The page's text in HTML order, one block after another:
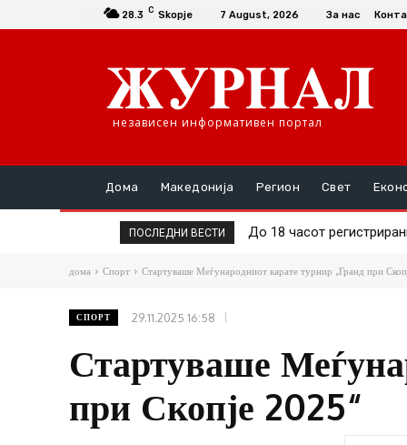
28.3 C Skopje 7 August, 2026 За нас
независен информативен портал
Дома Македонија Регион Свет
ПОСЛЕДНИ ВЕСТИ До 18 часот
74-годишен
дома Спорт Стартуваше Меѓународниот карате турнир „Гранд при
СПОРТ 29.11.2025 16:58
Стартуваше
при Скопје 2025“